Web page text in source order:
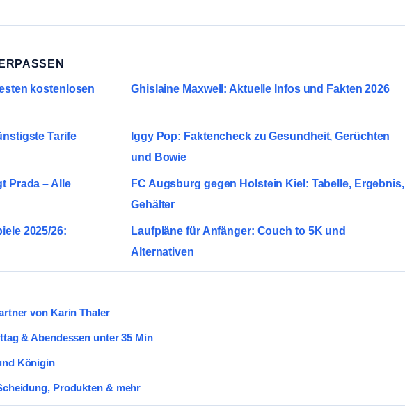
kostenlosen
Ghislaine Maxwell: Aktuelle Infos und Fakten 2026
Tarife
Iggy Pop: Faktencheck zu Gesundheit, Gerüchten
und Bowie
Prada – Alle
FC Augsburg gegen Holstein Kiel: Tabelle, Ergebnis,
Gehälter
2025/26:
Laufpläne für Anfänger: Couch to 5K und
Alternativen
von Karin Thaler
& Abendessen unter 35 Min
Königin
Produkten & mehr